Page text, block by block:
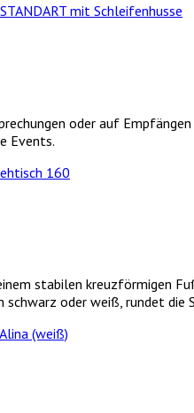
mit Schleifenhusse
oder auf
Events.
160
stabilen kreuzförmigen
schwarz oder weiß, rundet
(weiß)